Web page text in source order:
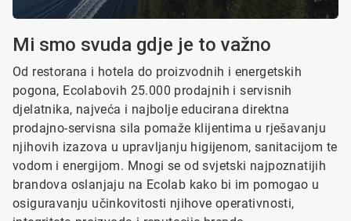
Mi smo svuda gdje je to važno
Od restorana i hotela do proizvodnih i energetskih
pogona, Ecolabovih 25.000 prodajnih i servisnih
djelatnika, najveća i najbolje educirana direktna
prodajno-servisna sila pomaže klijentima u rješavanju
njihovih izazova u upravljanju higijenom, sanitacijom te
vodom i energijom. Mnogi se od svjetski najpoznatijih
brandova oslanjaju na Ecolab kako bi im pomogao u
osiguravanju učinkovitosti njihove operativnosti,